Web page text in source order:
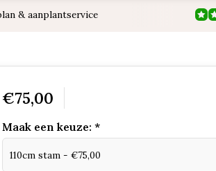
& aanplantservice
€75,00
Maak een keuze: *